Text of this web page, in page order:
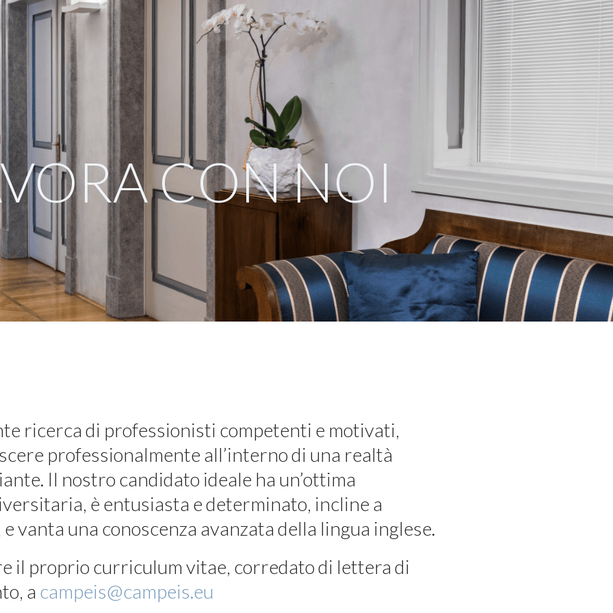
RICONOSCIMENTI PUBBLICAZIONI ENG
CON NOI
ricerca di professionisti competenti e motivati,
professionalmente all’interno di una realtà
Il nostro candidato ideale ha un’ottima
è entusiasta e determinato, incline a
vanta una conoscenza avanzata della lingua inglese.
il proprio curriculum vitae, corredato di lettera di
a campeis@campeis.eu